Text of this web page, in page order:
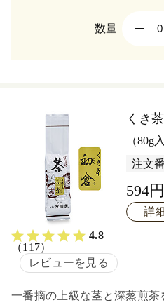
数量
4.8
（117）
レビューを見る
くき
（80g
注文
594
詳
一番摘の上級な茎と深蒸煎茶